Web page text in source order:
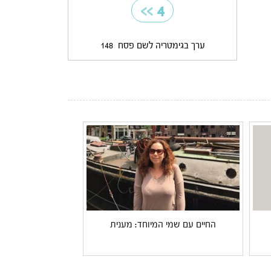
4
>>
ערך בגימטריה לשם פסח 148
החיים עם שמי המיוחד: מענית